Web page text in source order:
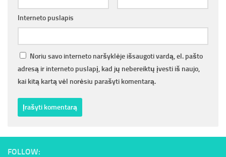
Interneto puslapis
Noriu savo interneto naršyklėje išsaugoti vardą, el. pašto
adresą ir interneto puslapį, kad jų nebereiktų įvesti iš naujo,
kai kitą kartą vėl norėsiu parašyti komentarą.
FOLLOW: